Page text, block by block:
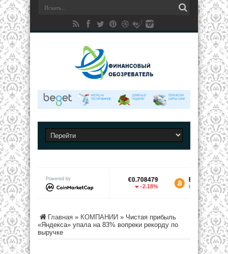
Powered by
Polkadot
DOT
Bitcoin
BTC -
Главная » КОМПАНИИ » Чистая прибыль
«Яндекса» упала на 83% вопреки рекорду по
выручке